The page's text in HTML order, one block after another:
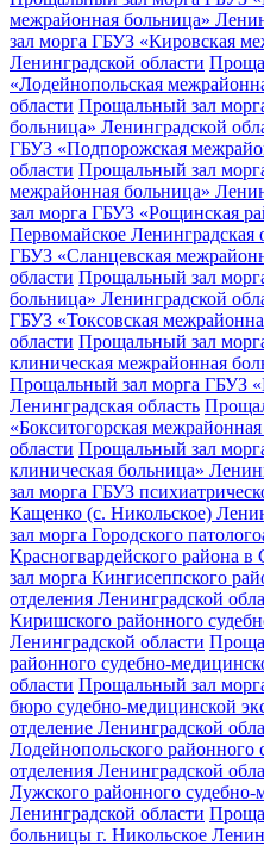
межрайонная больница»
зал морга ГБУЗ «Кировская
Ленинградской области
«Лодейнопольская
области Прощальный зал
больница» Ленинградской
ГБУЗ «Подпорожская
области Прощальный зал
межрайонная больница»
зал морга ГБУЗ «Рощинская
Первомайское Ленинградская
ГБУЗ «Сланцевская
области Прощальный зал
больница» Ленинградской
ГБУЗ «Токсовская
области Прощальный зал
клиническая межрайонная
Прощальный зал морга
Ленинградская область
«Бокситогорская
области Прощальный зал
клиническая больница»
зал морга ГБУЗ
Кащенко (с. Никольское)
зал морга Городского
Красногвардейского района в
зал морга Кингисеппского
отделения Ленинградской
Киришского районного
Ленинградской области
районного судебно-
области Прощальный зал
бюро судебно-медицинской
отделение Ленинградской
Лодейнопольского районного
отделения Ленинградской
Лужского районного судебно-
Ленинградской области
больницы г. Никольское